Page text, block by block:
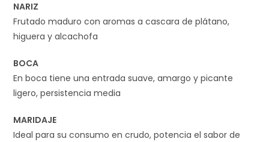
NARIZ
Frutado maduro con aromas a cascara de plátano,
higuera y alcachofa
BOCA
En boca tiene una entrada suave, amargo y picante
ligero, persistencia media
MARIDAJE
Ideal para su consumo en crudo, potencia el sabor de